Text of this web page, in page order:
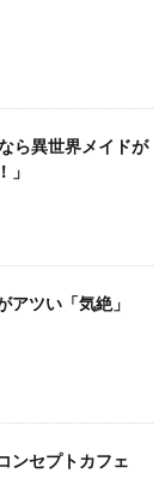
ら異世界メイドが
」
アツい「気絶」
ンセプトカフェ